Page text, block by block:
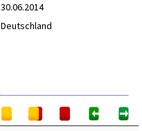
30.06.2014
Deutschland